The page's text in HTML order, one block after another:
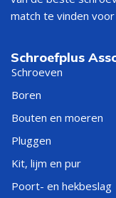
match te vinden
Schroefplus
Schroeven
Boren
Bouten en moeren
Pluggen
Kit, lijm en pur
Poort- en hekbeslag